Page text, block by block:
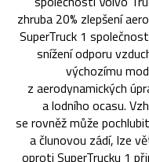
zhruba 20% zlepšení
SuperTruck 1
snížení odporu
výchozímu
z aerodynamických
a lodního ocasu.
se rovněž může
a člunovou zádí, lze
oproti SuperTrucku 1